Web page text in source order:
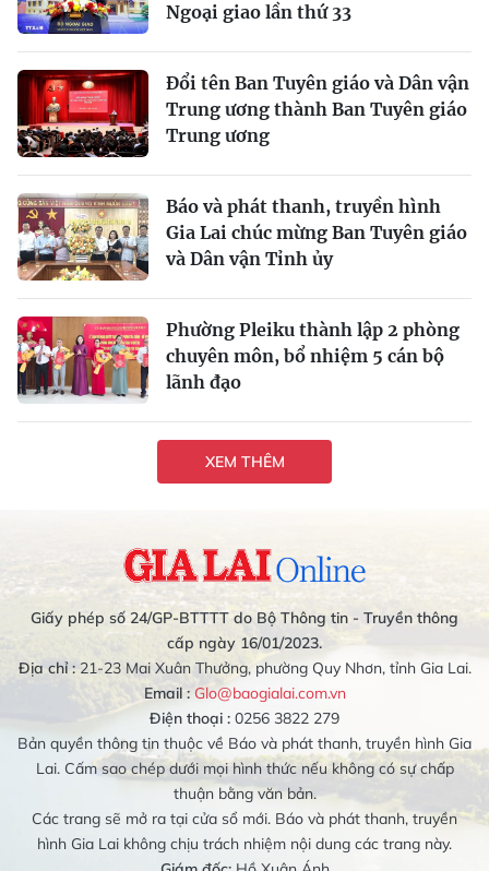
Ngoại giao lần thứ 33
Đổi tên Ban Tuyên giáo và Dân vận
Trung ương thành Ban Tuyên giáo
Trung ương
Báo và phát thanh, truyền hình
Gia Lai chúc mừng Ban Tuyên giáo
và Dân vận Tỉnh ủy
Phường Pleiku thành lập 2 phòng
chuyên môn, bổ nhiệm 5 cán bộ
lãnh đạo
XEM THÊM
Giấy phép số 24/GP-BTTTT do Bộ Thông tin - Truyền thông
cấp ngày 16/01/2023.
Địa chỉ :21-23 Mai Xuân Thưởng, phường Quy Nhơn, tỉnh Gia Lai.
Email : Glo@baogialai.com.vn
Điện thoại : 0256 3822 279
Bản quyền thông tin thuộc về Báo và phát thanh, truyền hình Gia
Lai. Cấm sao chép dưới mọi hình thức nếu không có sự chấp
thuận bằng văn bản.
Các trang sẽ mở ra tại cửa sổ mới. Báo và phát thanh, truyền
hình Gia Lai không chịu trách nhiệm nội dung các trang này.